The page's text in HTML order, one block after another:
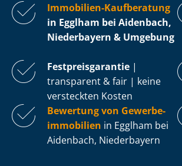
Immobilien-Kaufberatung
in Egglham bei Aidenbach,
Niederbayern & Umgebung
Fest­preis­ga­ran­tie |
transparent & fair | keine
versteckten Kosten
Bewertung von Ge­wer­be­
im­mo­bi­li­en in Egglham bei
Aidenbach, Niederbayern